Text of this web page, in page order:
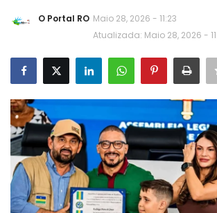
O Portal RO Maio 28, 2026 - 11:23
Atualizada: Maio 28, 2026 -